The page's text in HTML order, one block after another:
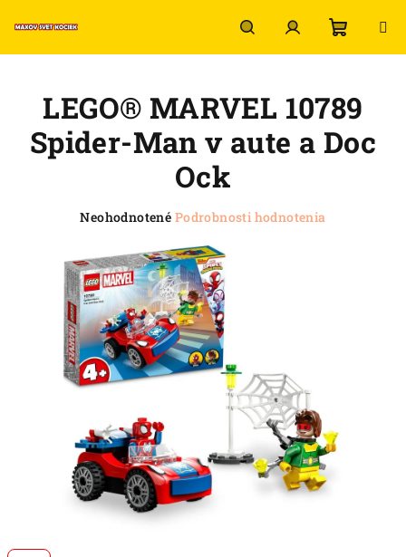
na
HľadaťPrihlásenie
košík
LEGO® MARVEL 10789
Spider-Man v aute a Doc
Ock
Priemerné
produktu
je
0,0
z
5
hviezdičiek.
Neohodnotené Podrobnosti hodnotenia